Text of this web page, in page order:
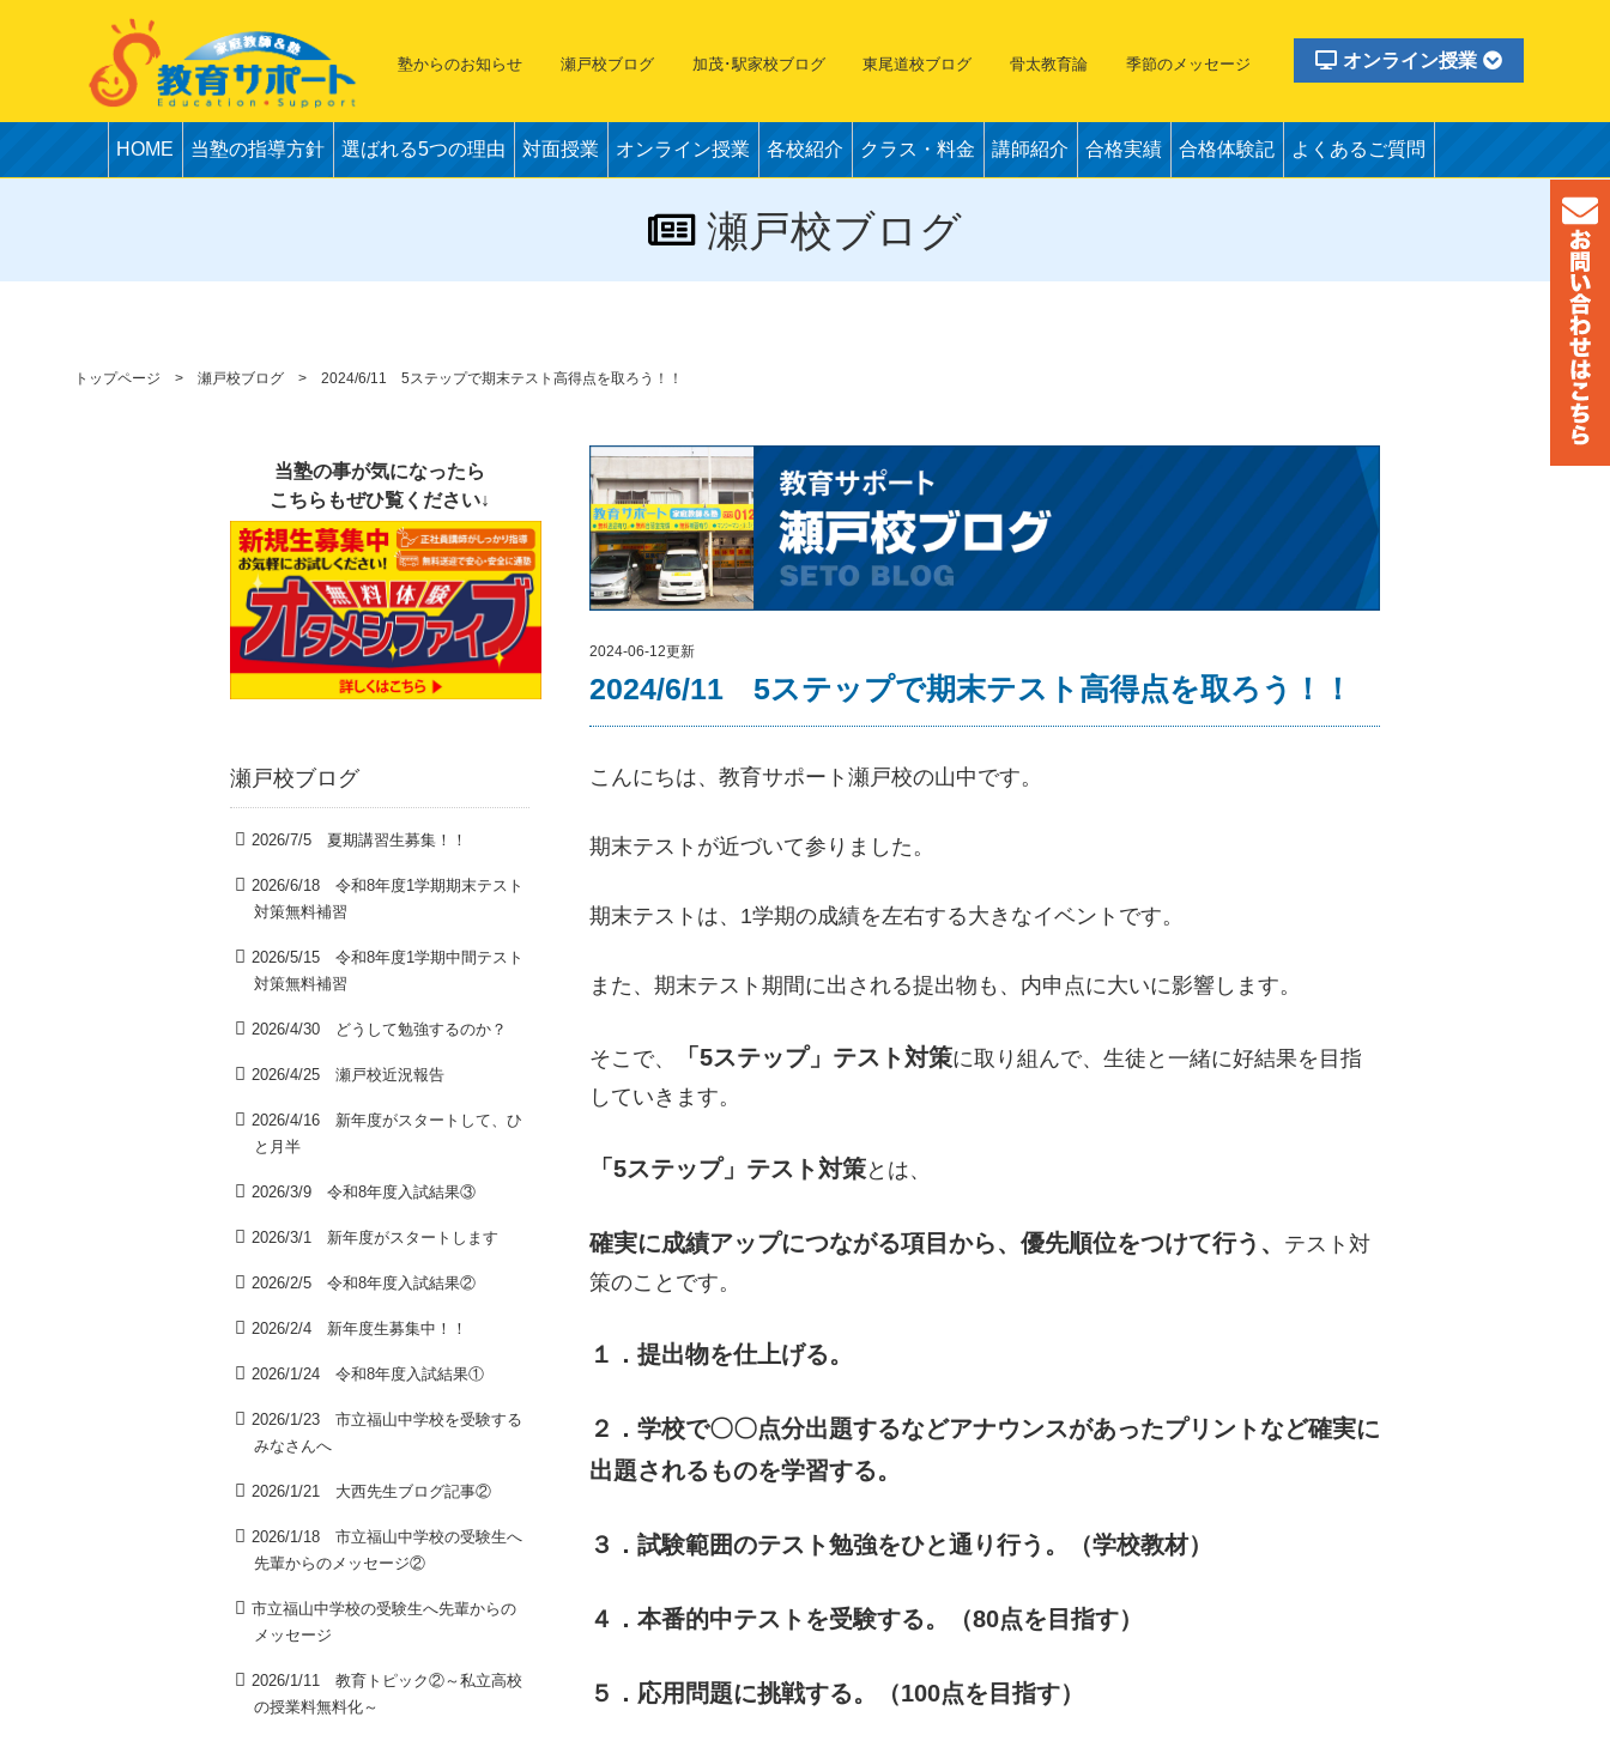
オンライン授業
塾からのお知らせ 瀬戸校ブログ 加茂･駅家校ブログ 東尾道校ブログ 骨太教育論 季節のメッセージ
HOME 当塾の指導方針 選ばれる5つの理由 対面授業 オンライン授業 各校紹介 クラス・料金 講師紹介 合格実績 合格体験記 よくあるご質問
瀬戸校ブログ
トップページ 瀬戸校ブログ 2024/6/11 5ステップで期末テスト高得点を取ろう！！
2024-06-12更新
2024/6/11 5ステップで期末テスト高得点を取ろう！！
こんにちは、教育サポート瀬戸校の山中です。
期末テストが近づいて参りました。
期末テストは、1学期の成績を左右する大きなイベントです。
また、期末テスト期間に出される提出物も、内申点に大いに影響します。
そこで、 「5ステップ」テスト対策に取り組んで、生徒と一緒に好結果を目指
していきます。
「5ステップ」テスト対策とは、
確実に成績アップにつながる項目から、優先順位をつけて行う、 テスト対
策のことです。
１．提出物を仕上げる。
２．学校で〇〇点分出題するなどアナウンスがあったプリントなど確実に
出題されるものを学習する。
３．試験範囲のテスト勉強をひと通り行う。（学校教材）
４．本番的中テストを受験する。（80点を目指す）
５．応用問題に挑戦する。（100点を目指す）
当塾の事が気になったら
こちらもぜひ覧ください↓
瀬戸校ブログ
2026/7/5 夏期講習生募集！！
2026/6/18 令和8年度1学期期末テスト
対策無料補習
2026/5/15 令和8年度1学期中間テスト
対策無料補習
2026/4/30 どうして勉強するのか？
2026/4/25 瀬戸校近況報告
2026/4/16 新年度がスタートして、ひ
と月半
2026/3/9 令和8年度入試結果③
2026/3/1 新年度がスタートします
2026/2/5 令和8年度入試結果②
2026/2/4 新年度生募集中！！
2026/1/24 令和8年度入試結果①
2026/1/23 市立福山中学校を受験する
みなさんへ
2026/1/21 大西先生ブログ記事②
2026/1/18 市立福山中学校の受験生へ
先輩からのメッセージ②
市立福山中学校の受験生へ先輩からの
メッセージ
2026/1/11 教育トピック②～私立高校
の授業料無料化～